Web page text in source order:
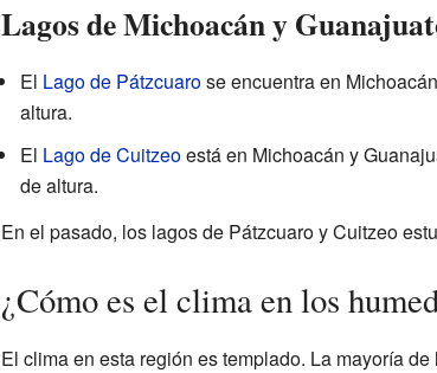
Lagos de Michoacán y
El Lago de Pátzcuarose encuentra en
altura.
El Lago de Cuitzeoestá en Michoacán y
de altura.
En el pasado, los lagos de Pátzcuaro y Cuitzeo
¿Cómo es el clima en los
El clima en esta región es templado. La mayoría